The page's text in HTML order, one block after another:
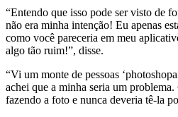
“Entendo que isso pode ser visto de
não era minha intenção! Eu apenas
como você pareceria em meu
algo tão ruim!”, disse.
“Vi um monte de pessoas
achei que a minha seria um
fazendo a foto e nunca deveria tê-la